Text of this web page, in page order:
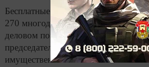
Бесплатные земельные участки в
270 многодетных семей из Казани.
деловом понедельнике в мэрии
председатель Комитета земельных и
имущественных отношений Ренат